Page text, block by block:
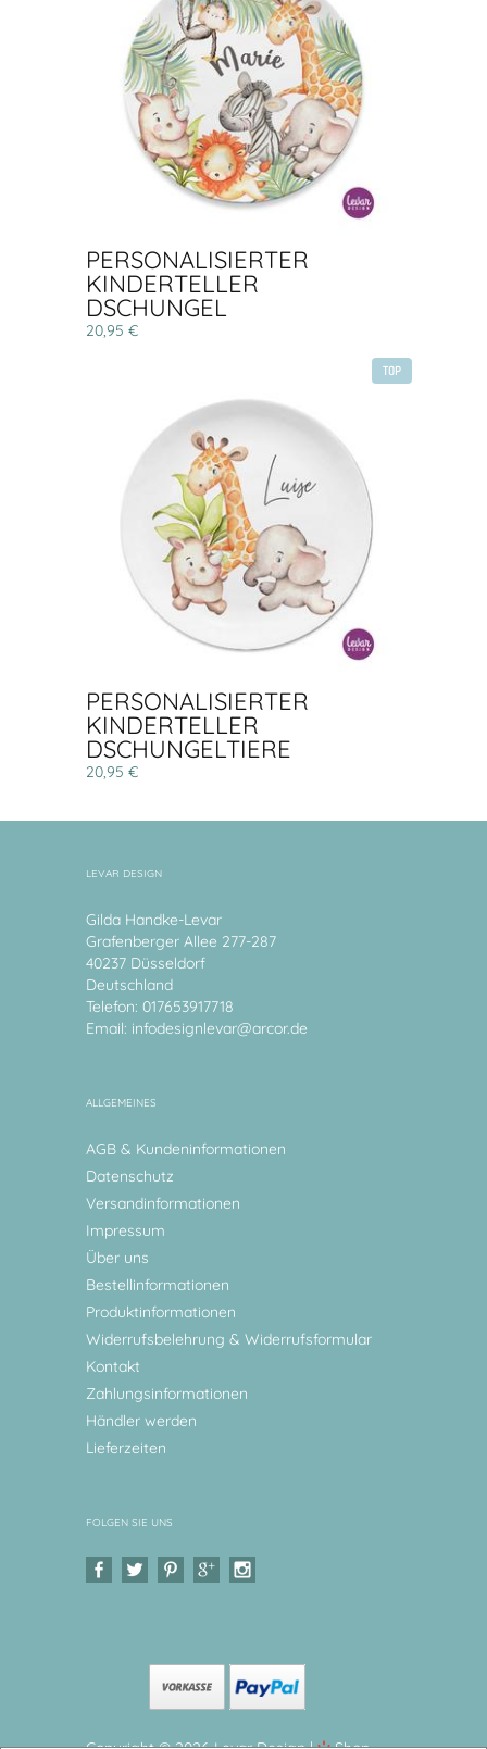
PERSONALISIERTER
KINDERTELLER
DSCHUNGEL
20,95 €
TOP
PERSONALISIERTER
KINDERTELLER
DSCHUNGELTIERE
20,95 €
LEVAR DESIGN
Gilda Handke-Levar
Grafenberger Allee 277-287
40237 Düsseldorf
Deutschland
Telefon: 017653917718
Email: infodesignlevar@arcor.de
ALLGEMEINES
AGB & Kundeninformationen
Datenschutz
Versandinformationen
Impressum
Über uns
Bestellinformationen
Produktinformationen
Widerrufsbelehrung & Widerrufsformular
Kontakt
Zahlungsinformationen
Händler werden
Lieferzeiten
FOLGEN SIE UNS